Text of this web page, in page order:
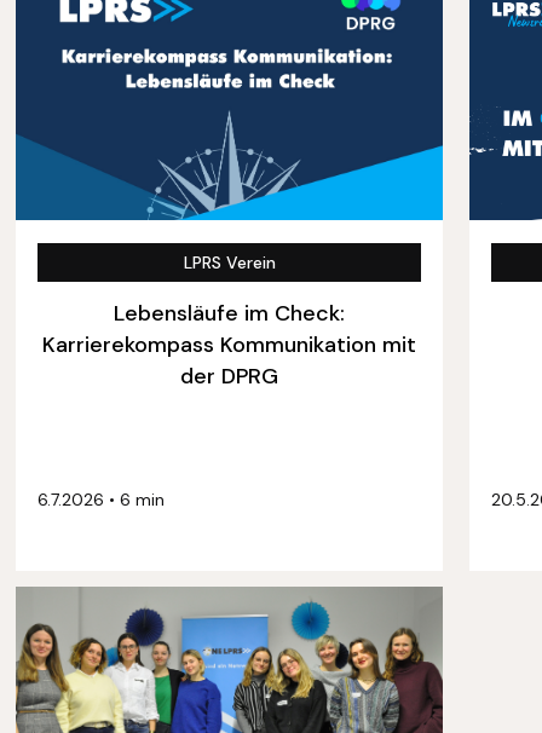
LPRS Verein
Lebensläufe im Check:
Karrierekompass Kommunikation mit
der DPRG
6.7.2026 •6 min